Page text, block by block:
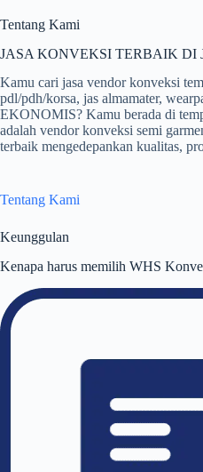
Tentang Kami
JASA KONVEKSI TERBAIK DI
Kamu cari jasa vendor konveksi
pdl/pdh/korsa, jas almamater,
EKONOMIS? Kamu berada di
adalah vendor konveksi semi
terbaik mengedepankan kualitas,
Tentang Kami
Keunggulan
Kenapa harus memilih WHS